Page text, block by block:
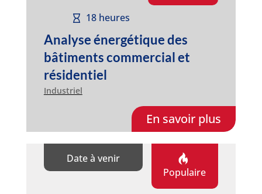
18 heures
Analyse énergétique des
bâtiments commercial et
résidentiel
Industriel
En savoir plus
Date à venir
Populaire